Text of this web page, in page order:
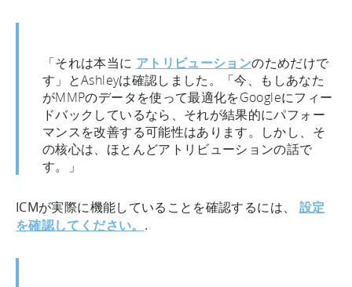
「それは本当に アトリビューションのためだけで
す」とAshleyは確認しました。「今、もしあなた
がMMPのデータを使って最適化をGoogleにフィー
ドバックしているなら、それが結果的にパフォー
マンスを改善する可能性はあります。しかし、そ
の核心は、ほとんどアトリビューションの話で
す。」
ICMが実際に機能していることを確認するには、 設定
を確認してください。 .